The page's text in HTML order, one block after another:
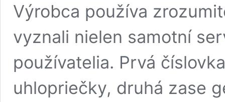
Výrobca používa
vyznali nielen samotní
používatelia. Prvá
uhlopriečky, druhá zase